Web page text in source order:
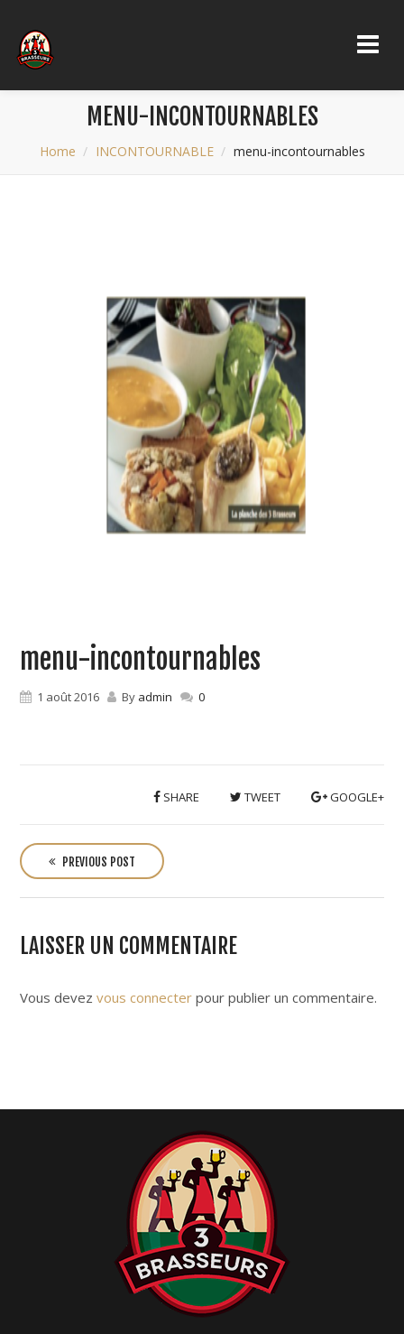
MENU-INCONTOURNABLES
Home INCONTOURNABLE menu-incontournables
menu-incontournables
1 août 2016 By admin 0
SHARE TWEET GOOGLE+
o
s
t
n
a
i
o
PREVIOUS POST
LAISSER UN COMMENTAIRE
Vous devez vous connecterpour publier un commentaire.